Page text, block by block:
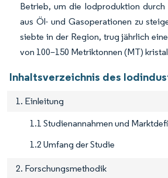
Betrieb, um die Iodproduktion durch
aus Öl- und Gasoperationen zu
siebte in der Region, trug jährlich
von 100–150 Metriktonnen (MT)
Inhaltsverzeichnis des
1. Einleitung
1.1 Studienannahmen und
1.2 Umfang der Studie
2. Forschungsmethodik